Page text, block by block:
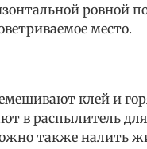
ровной
место.
клей и
в распылитель
также налить